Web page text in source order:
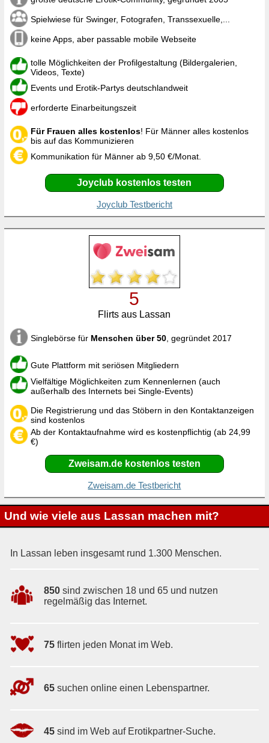
Spielwiese für Swinger, Fotografen, Transsexuelle,...
keine Apps, aber passable mobile Webseite
tolle Möglichkeiten der Profilgestaltung (Bildergalerien,
Videos, Texte)
Events und Erotik-Partys deutschlandweit
erforderte Einarbeitungszeit
Für Frauen alles kostenlos! Für Männer alles kostenlos
bis auf das Kommunizieren
Kommunikation für Männer ab 9,50 €/Monat.
Joyclub kostenlos testen
Joyclub Testbericht
5
Flirts aus Lassan
Singlebörse für Menschen über 50 , gegründet 2017
Gute Plattform mit seriösen Mitgliedern
Vielfältige Möglichkeiten zum Kennenlernen (auch
außerhalb des Internets bei Single-Events)
Die Registrierung und das Stöbern in den Kontaktanzeigen
sind kostenlos
Ab der Kontaktaufnahme wird es kostenpflichtig (ab 24,99
€)
Zweisam.de kostenlos testen
Zweisam.de Testbericht
Und wie viele aus Lassan machen mit?
In Lassan leben insgesamt rund 1.300 Menschen.
850 sind zwischen 18 und 65 und nutzen
regelmäßig das Internet.
75 flirten jeden Monat im Web.
65 suchen online einen Lebenspartner.
45 sind im Web auf Erotikpartner-Suche.